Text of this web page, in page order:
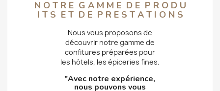
Tous les produits 
N O T R E G A M M E D E P R O D U
I T S E T D E P R E S T A T I O N S